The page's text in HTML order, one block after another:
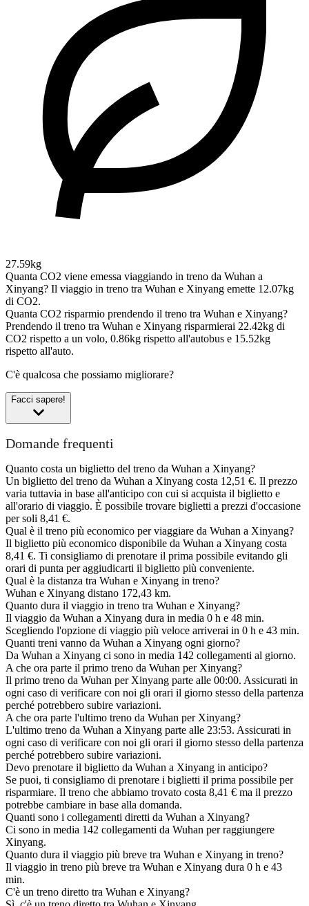
27.59kg
Quanta CO2 viene emessa viaggiando in treno da Wuhan a
Xinyang? Il viaggio in treno tra Wuhan e Xinyang emette 12.07kg
di CO2.
Quanta CO2 risparmio prendendo il treno tra Wuhan e Xinyang?
Prendendo il treno tra Wuhan e Xinyang risparmierai 22.42kg di
CO2 rispetto a un volo, 0.86kg rispetto all'autobus e 15.52kg
rispetto all'auto.
C'è qualcosa che possiamo migliorare?
Facci sapere!
Domande frequenti
Quanto costa un biglietto del treno da Wuhan a Xinyang?
Un biglietto del treno da Wuhan a Xinyang costa 12,51 €. Il prezzo
varia tuttavia in base all'anticipo con cui si acquista il biglietto e
all'orario di viaggio. È possibile trovare biglietti a prezzi d'occasione
per soli 8,41 €.
Qual è il treno più economico per viaggiare da Wuhan a Xinyang?
Il biglietto più economico disponibile da Wuhan a Xinyang costa
8,41 €. Ti consigliamo di prenotare il prima possibile evitando gli
orari di punta per aggiudicarti il biglietto più conveniente.
Qual è la distanza tra Wuhan e Xinyang in treno?
Wuhan e Xinyang distano 172,43 km.
Quanto dura il viaggio in treno tra Wuhan e Xinyang?
Il viaggio da Wuhan a Xinyang dura in media 0 h e 48 min.
Scegliendo l'opzione di viaggio più veloce arriverai in 0 h e 43 min.
Quanti treni vanno da Wuhan a Xinyang ogni giorno?
Da Wuhan a Xinyang ci sono in media 142 collegamenti al giorno.
A che ora parte il primo treno da Wuhan per Xinyang?
Il primo treno da Wuhan per Xinyang parte alle 00:00. Assicurati in
ogni caso di verificare con noi gli orari il giorno stesso della partenza
perché potrebbero subire variazioni.
A che ora parte l'ultimo treno da Wuhan per Xinyang?
L'ultimo treno da Wuhan a Xinyang parte alle 23:53. Assicurati in
ogni caso di verificare con noi gli orari il giorno stesso della partenza
perché potrebbero subire variazioni.
Devo prenotare il biglietto da Wuhan a Xinyang in anticipo?
Se puoi, ti consigliamo di prenotare i biglietti il prima possibile per
risparmiare. Il treno che abbiamo trovato costa 8,41 € ma il prezzo
potrebbe cambiare in base alla domanda.
Quanti sono i collegamenti diretti da Wuhan a Xinyang?
Ci sono in media 142 collegamenti da Wuhan per raggiungere
Xinyang.
Quanto dura il viaggio più breve tra Wuhan e Xinyang in treno?
Il viaggio in treno più breve tra Wuhan e Xinyang dura 0 h e 43
min.
C'è un treno diretto tra Wuhan e Xinyang?